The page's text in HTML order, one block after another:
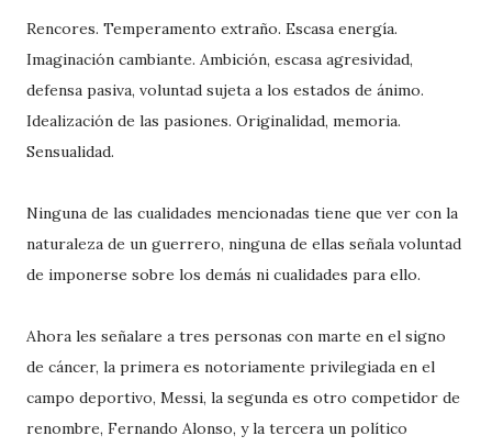
Rencores. Temperamento extraño. Escasa energía.
Imaginación cambiante. Ambición, escasa agresividad,
defensa pasiva, voluntad sujeta a los estados de ánimo.
Idealización de las pasiones. Originalidad, memoria.
Sensualidad.
Ninguna de las cualidades mencionadas tiene que ver con la
naturaleza de un guerrero, ninguna de ellas señala voluntad
de imponerse sobre los demás ni cualidades para ello.
Ahora les señalare a tres personas con marte en el signo
de cáncer, la primera es notoriamente privilegiada en el
campo deportivo, Messi, la segunda es otro competidor de
renombre, Fernando Alonso, y la tercera un político